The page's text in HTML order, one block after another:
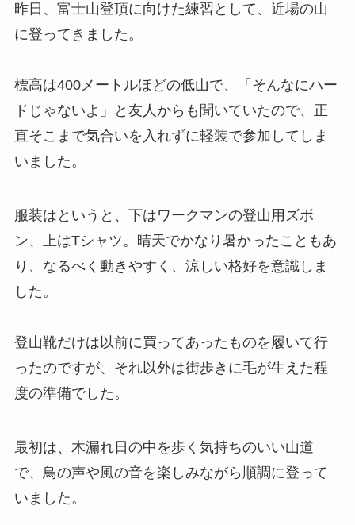
昨日、富士山登頂に向けた練習として、近場の山
に登ってきました。
標高は400メートルほどの低山で、「そんなにハー
ドじゃないよ」と友人からも聞いていたので、正
直そこまで気合いを入れずに軽装で参加してしま
いました。
服装はというと、下はワークマンの登山用ズボ
ン、上はTシャツ。晴天でかなり暑かったこともあ
り、なるべく動きやすく、涼しい格好を意識しま
した。
登山靴だけは以前に買ってあったものを履いて行
ったのですが、それ以外は街歩きに毛が生えた程
度の準備でした。
最初は、木漏れ日の中を歩く気持ちのいい山道
で、鳥の声や風の音を楽しみながら順調に登って
いました。